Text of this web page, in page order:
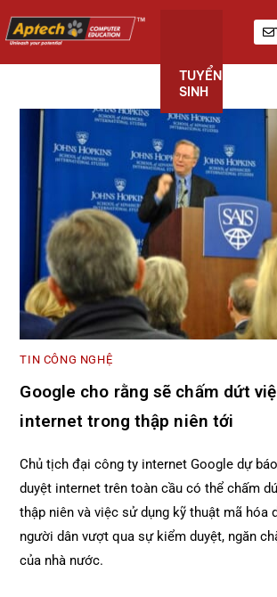
TUYỂN
SINH
TIN CÔNG NGHỆ
Google cho rằng sẽ chấm dứt
internet trong thập niên tới
Chủ tịch đại công ty internet Google dự
duyệt internet trên toàn cầu có thể chấm
thập niên và việc sử dụng kỹ thuật mã hóa
người dân vượt qua sự kiểm duyệt, ngăn
của nhà nước.